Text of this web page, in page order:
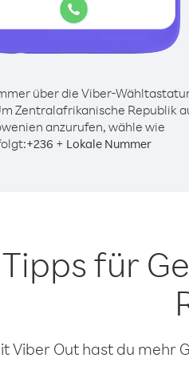
über die Viber-
Zentralafrikanische Republik
anzurufen, wähle wie
+236 + Lokale Nummer
Tipps für
Viber Out hast du mehr